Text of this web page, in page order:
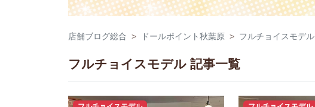
店舗ブログ総合 ドールポイント秋葉原 フルチョイスモデル
フルチョイスモデル 記事一覧